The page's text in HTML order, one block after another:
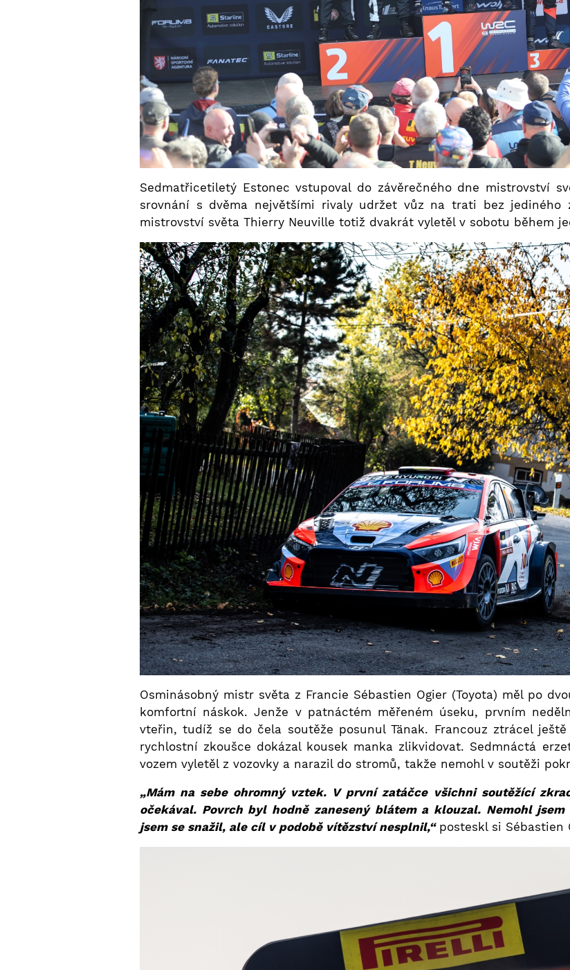
Sedmatřicetiletý Estonec vstupoval do závěrečného dne mistrovství
srovnání s dvěma největšími rivaly udržet vůz na trati bez jediného
mistrovství světa Thierry Neuville totiž dvakrát vyletěl v sobotu během
Osminásobný mistr světa z Francie Sébastien Ogier (Toyota) měl po
komfortní náskok. Jenže v patnáctém měřeném úseku, prvním
vteřin, tudíž se do čela soutěže posunul Tänak. Francouz ztrácel
rychlostní zkoušce dokázal kousek manka zlikvidovat. Sedmnáctá
vozem vyletěl z vozovky a narazil do stromů, takže nemohl v soutěži
„Mám na sebe ohromný vztek. V první zatáčce všichni soutěžící
očekával. Povrch byl hodně zanesený blátem a klouzal. Nemohl
jsem se snažil, ale cíl v podobě vítězství nesplnil,“posteskl si Sébastien